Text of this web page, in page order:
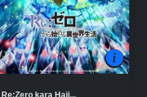
Re:Zero kara Haji...